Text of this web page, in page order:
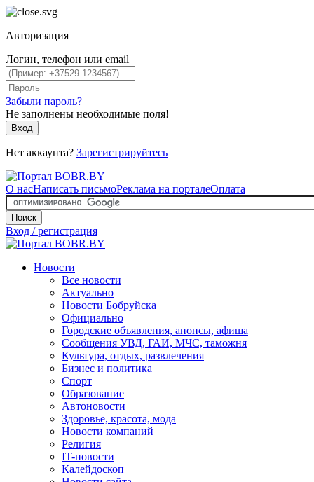
Авторизация
Логин, телефон или email
Забыли пароль?
Не заполнены необходимые поля!
Вход
Нет аккаунта? Зарегистрируйтесь
О насНаписать письмоРеклама на порталеОплата
Поиск
Вход / регистрация
Новости
Все новости
Актуально
Новости Бобруйска
Официально
Городские объявления, анонсы, афиша
Сообщения УВД, ГАИ, МЧС, таможня
Культура, отдых, развлечения
Бизнес и политика
Спорт
Образование
Автоновости
Здоровье, красота, мода
Новости компаний
Религия
IT-новости
Калейдоскоп